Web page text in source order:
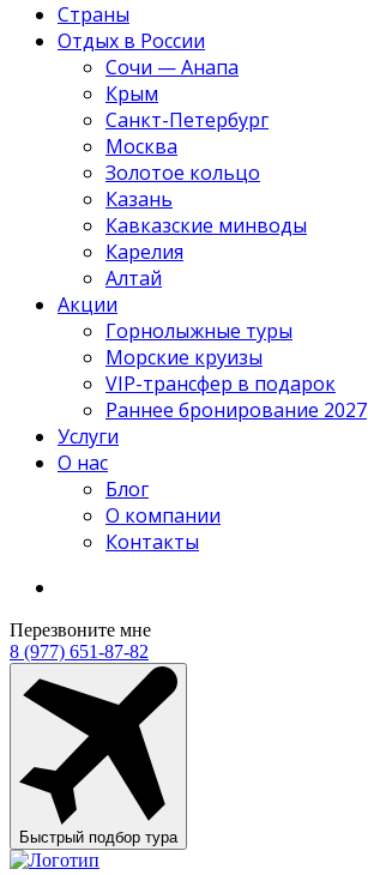
Страны
Отдых в России
Сочи — Анапа
Крым
Санкт-Петербург
Москва
Золотое кольцо
Казань
Кавказские минводы
Карелия
Алтай
Акции
Горнолыжные туры
Морские круизы
VIP-трансфер в подарок
Раннее бронирование 2027
Услуги
О нас
Блог
О компании
Контакты
Перезвоните мне
8 (977) 651-87-82
Быстрый подбор тура